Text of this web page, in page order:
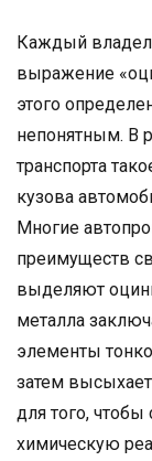
Каждый
выражение
этого
непонятным. В
транспорта
кузова
Многие
преимуществ
выделяют
металла
элементы
затем
для того, чтобы
химическую